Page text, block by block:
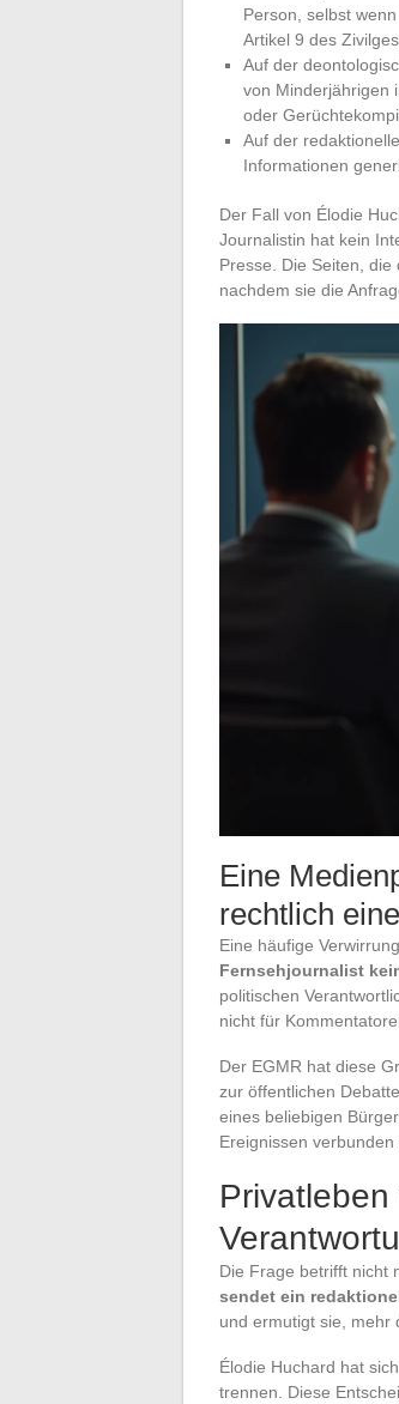
Person, selbst
Artikel 9 des
Auf der
von Minderjährigen
oder
Auf der
Informationen
Der Fall von Élodie
Journalistin hat kein
Presse. Die Seiten,
nachdem sie die
Eine
rechtlich
Eine häufige
Fernsehjournalist
politischen
nicht für
Der EGMR hat diese
zur öffentlichen
eines beliebigen
Ereignissen verbunden
Die Frage betrifft nicht
sendet ein
und ermutigt sie, mehr
Élodie Huchard hat
trennen. Diese